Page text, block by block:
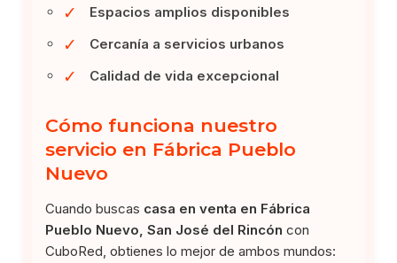
✓ Espacios amplios disponibles
✓ Cercanía a servicios urbanos
✓ Calidad de vida excepcional
Cómo funciona nuestro
servicio en Fábrica Pueblo
Nuevo
Cuando buscas casa en venta en Fábrica
Pueblo Nuevo, San José del Rincón con
CuboRed, obtienes lo mejor de ambos mundos: